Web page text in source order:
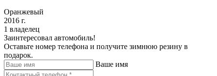
Оранжевый
2016 г.
1 владелец
Заинтересовал автомобиль!
Оставьте номер телефона и получите зимнюю резину в
подарок.
Ваше имя